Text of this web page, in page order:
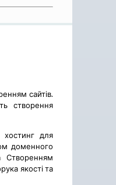
сайтів.
створення
хостинг для
доменного
Створенням
якості та